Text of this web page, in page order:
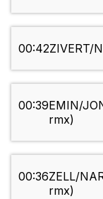
00:42ZIVERT/
00:39EMIN/
rmx)
00:36ZELL/
rmx)